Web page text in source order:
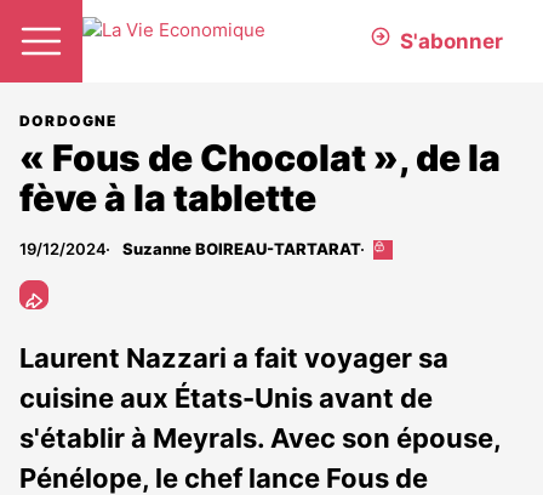
S'abonner
DORDOGNE
« Fous de Chocolat », de la
fève à la tablette
19/12/2024 Suzanne BOIREAU-TARTARAT
Cet
abonnés
Laurent Nazzari a fait voyager sa
cuisine aux États-Unis avant de
s'établir à Meyrals. Avec son épouse,
Pénélope, le chef lance Fous de